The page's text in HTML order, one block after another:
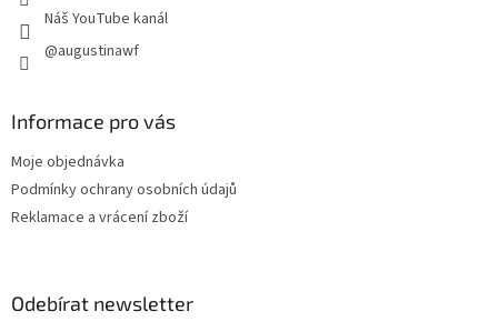
Náš YouTube kanál
@augustinawf
Informace pro vás
Moje objednávka
Podmínky ochrany osobních údajů
Reklamace a vrácení zboží
Odebírat newsletter